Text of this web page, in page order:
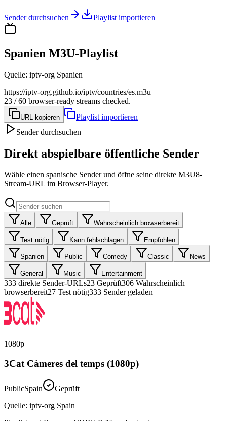
Sender durchsuchen Playlist importieren
Spanien M3U-Playlist
Quelle: iptv-org Spanien
https://iptv-org.github.io/iptv/countries/es.m3u
23 / 60 browser-ready streams checked.
URL kopieren
Playlist importieren
Sender durchsuchen
Direkt abspielbare öffentliche Sender
Wähle einen spanische Sender und öffne seine direkte M3U8-
Stream-URL im Browser-Player.
Alle Geprüft Wahrscheinlich browserbereit
Test nötig Kann fehlschlagen Empfohlen
Spanien Public Comedy Classic News
General Music Entertainment
333 direkte Sender-URLs23 Geprüft306 Wahrscheinlich
browserbereit27 Test nötig333 Sender geladen
1080p
3Cat Càmeres del temps (1080p)
PublicSpain
Geprüft
Quelle: iptv-org Spain